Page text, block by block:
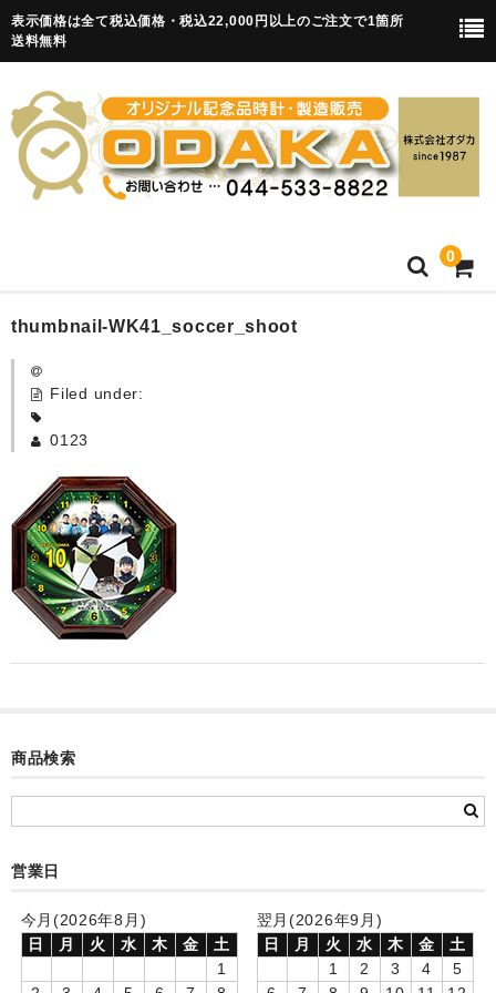
表示価格は全て税込価格・税込22,000円以上のご注文で1箇所
送料無料
0
HOME
卒園記念品
カード付フォトフレームクロック(集合)
目覚まし時計(集合＋個別)
メロディ時計(集合)
お絵かきギャラリープラス(絵＋個別)
メロディ時計(個別)
お絵かきギャラリー
自作オリジナル時計
thumbnail-WK41_soccer_shoot
Filed under:
0123
商品検索
営業日
今月(2026年8月)
日
月 火 水 木 金
土
1
翌月(2026年9月)
日
月 火 水 木 金
土
1
2 3 4
5